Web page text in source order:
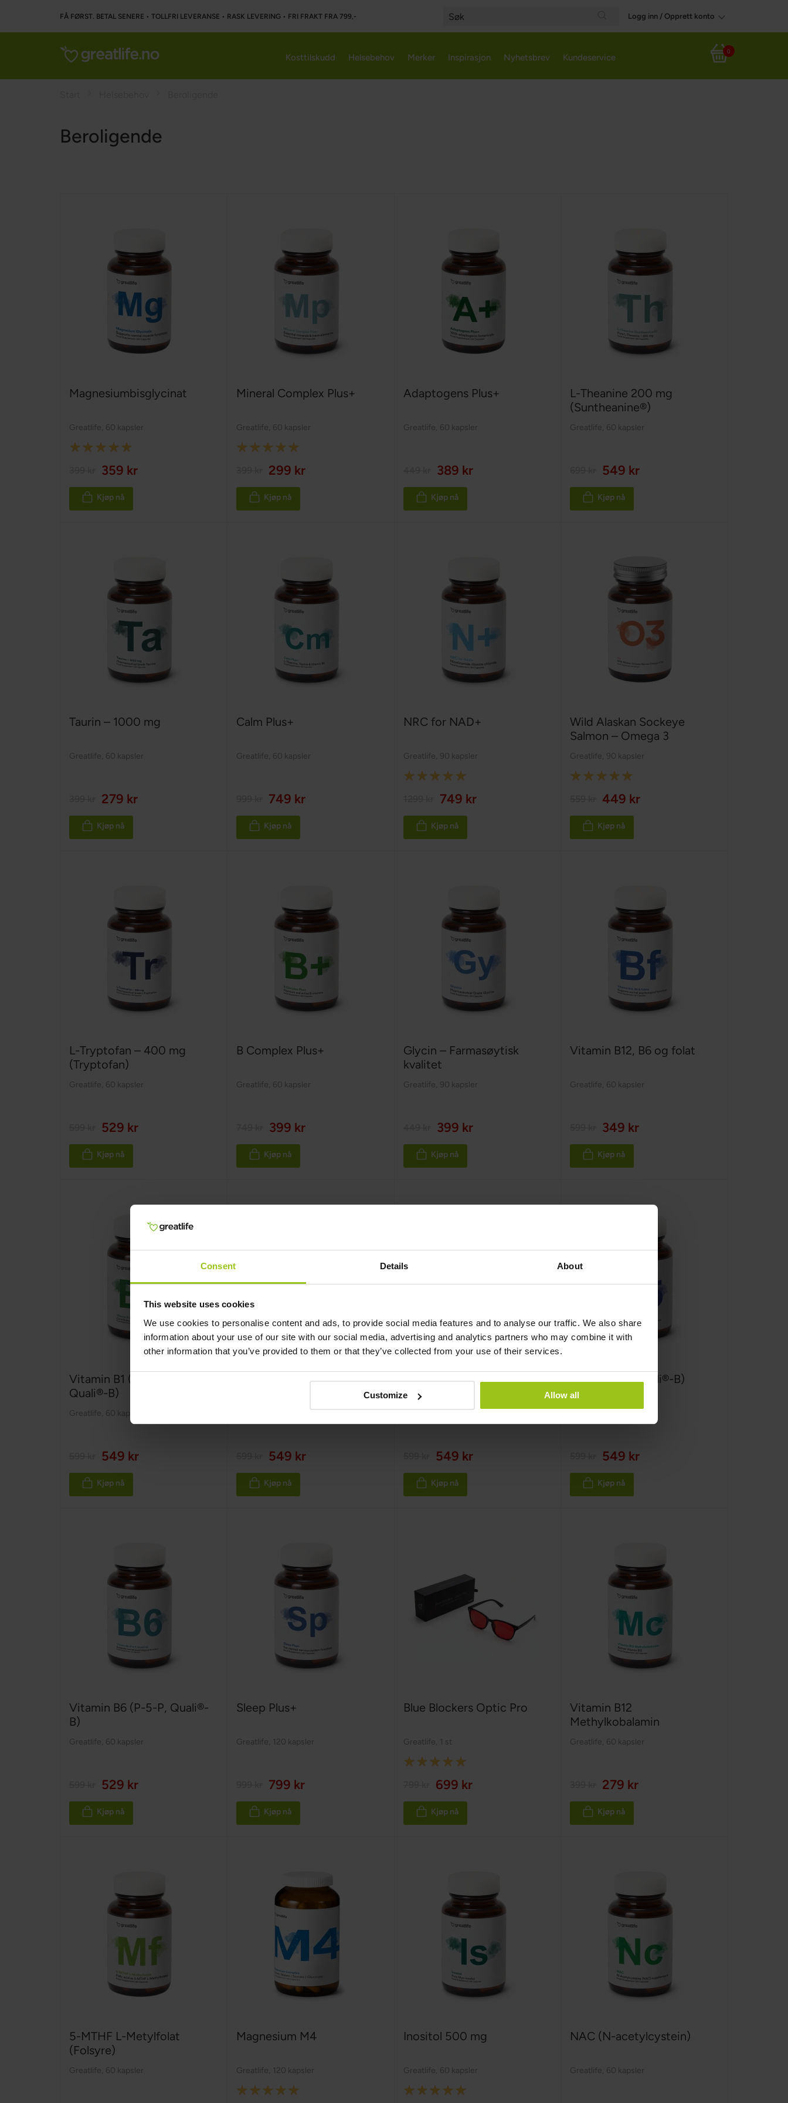
Consent Details About
This website uses cookies
We use cookies to personalise content and ads, to provide social media features and to analyse our traffic. We also share
information about your use of our site with our social media, advertising and analytics partners who may combine it with
other information that you’ve provided to them or that they’ve collected from your use of their services.
Customize Allow all
FÅ FØRST. BETAL SENERE • TOLLFRI LEVERANSE • RASK LEVERING • FRI FRAKT FRA 799,-
Search
Logg inn / Opprett konto
Handlekurv
0
Kosttilskudd Helsebehov Merker Inspirasjon Nyhetsbrev Kundeservice
Beroligende
Magnesiumbisglycinat
Greatlife 60 kapsler
Rating:
359 kr
Kjøp nå
Mineral Complex Plus+
Greatlife 60 kapsler
Rating:
299 kr
Kjøp nå
Adaptogens Plus+
Greatlife 60 kapsler
389 kr
Kjøp nå
L-Theanine 200 mg
(Suntheanine®)
Greatlife 60 kapsler
549 kr
Kjøp nå
Taurin – 1000 mg
Greatlife 60 kapsler
279 kr
Kjøp nå
Calm Plus+
Greatlife 60 kapsler
749 kr
Kjøp nå
NRC for NAD+
Greatlife 90 kapsler
Rating:
749 kr
Kjøp nå
Wild Alaskan Sockeye
Salmon – Omega 3
Greatlife 90 kapsler
Rating:
449 kr
Kjøp nå
L-Tryptofan – 400 mg
(Tryptofan)
Greatlife 60 kapsler
529 kr
Kjøp nå
B Complex Plus+
Greatlife 60 kapsler
399 kr
Kjøp nå
Glycin – Farmasøytisk
kvalitet
Greatlife 90 kapsler
399 kr
Kjøp nå
Vitamin B12, B6 og folat
Greatlife 60 kapsler
349 kr
Kjøp nå
Vitamin B1 (Tiamin,
Quali®-B)
Greatlife 60 kapsler
549 kr
Kjøp nå
Vitamin B2 (Riboflavin,
549 kr
Kjøp nå
Vitamin B3 (Niacin,
Quali®-B)
Greatlife, 60 kapsler
549 kr
Kjøp nå
Vitamin B5 (Quali®-B)
549 kr
Kjøp nå
Vitamin B6 (P-5-P, Quali®-
B)
Greatlife 60 kapsler
529 kr
Kjøp nå
Sleep Plus+
Greatlife 120 kapsler
799 kr
Kjøp nå
Blue Blockers Optic Pro
Greatlife 1 st
Rating:
699 kr
Kjøp nå
Vitamin B12
Methylkobalamin
Greatlife 60 kapsler
279 kr
Kjøp nå
5-MTHF L-Metylfolat
(Folsyre)
Greatlife 60 kapsler
Magnesium M4
Greatlife 120 kapsler
Rating:
Inositol 500 mg
Greatlife 60 kapsler
Rating:
NAC (N-acetylcystein)
Greatlife 60 kapsler